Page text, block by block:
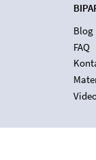
Blog
FAQ